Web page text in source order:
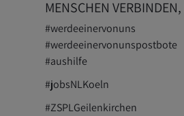
MENSCHEN
#werdeeinervonuns
#werdeeinervonunspostbote
#aushilfe
#jobsNLKoeln
#ZSPLGeilenkirchen